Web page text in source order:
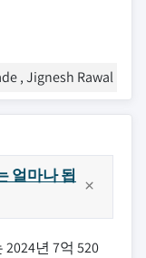
, Jignesh Rawal
얼마나 됩
년 7억 520